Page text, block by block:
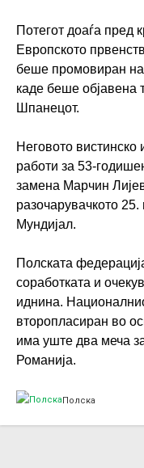
Потегот доаѓа пред
Европското
беше промовиран
каде беше објавена
Шпанецот.
Неговото
работи за 53-
замена Марчин
разочарувачкото
Мундијал.
Полската
соработката и
иднина.
второпласиран во
има уште два меча
Романија.
Полска